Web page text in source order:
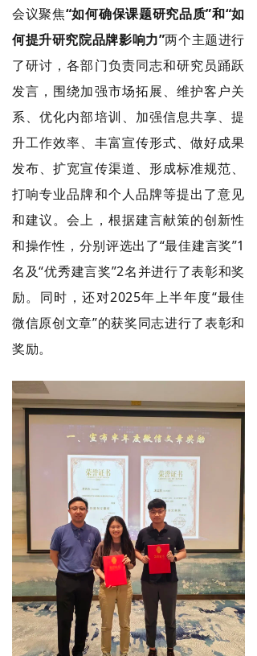
会议聚焦“如何确保课题研究品质”和“如
何提升研究院品牌影响力”两个主题进行
了研讨，各部门负责同志和研究员踊跃
发言，围绕加强市场拓展、维护客户关
系、优化内部培训、加强信息共享、提
升工作效率、丰富宣传形式、做好成果
发布、扩宽宣传渠道、形成标准规范、
打响专业品牌和个人品牌等提出了意见
和建议。会上，根据建言献策的创新性
和操作性，分别评选出了“最佳建言奖”1
名及“优秀建言奖”2名并进行了表彰和奖
励。同时，还对2025年上半年度“最佳
微信原创文章”的获奖同志进行了表彰和
奖励。